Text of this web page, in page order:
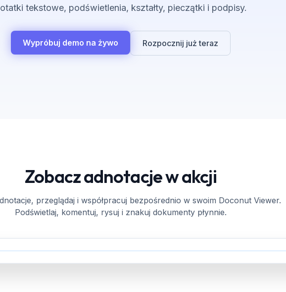
tekstowe, podświetlenia, kształty, pieczątki i podpisy.
Wypróbuj demo na żywo Rozpocznij już teraz
Zobacz adnotacje w akcji
przeglądaj i współpracuj bezpośrednio w swoim Doconut Viewer.
Podświetlaj, komentuj, rysuj i znakuj dokumenty płynnie.